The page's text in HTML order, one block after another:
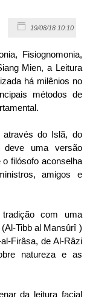
19/08/18 10:10
Fisiognomonia,
Mien, a Leitura
há milênios no
métodos de
através do Islã, do
uma versão
filósofo aconselha
amigos e
com uma
Tibb al Mansûrî )
Firâsa, de Al-Râzi
natureza e as
da leitura facial